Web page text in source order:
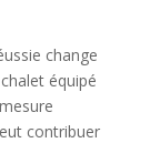
change
équipé
contribuer